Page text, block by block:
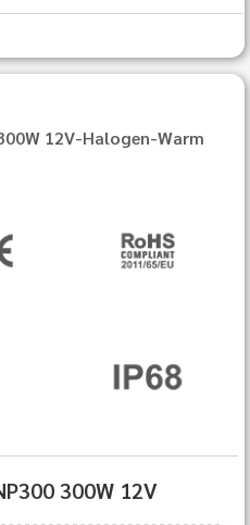
12V-Halogen-Warm
300W 12V